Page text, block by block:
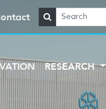
RESEARCH